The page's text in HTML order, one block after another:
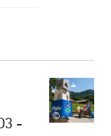
-
©